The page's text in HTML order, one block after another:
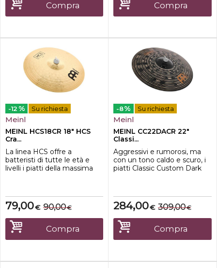
suono più scuro, più ricco e
caldo, risultano più rapidi n...
Compra
suono più scuro, più ricco e
caldo, risultano più rapidi n...
Compra
-12 % Su richiesta
Meinl
MEINL HCS18CR 18" HCS
Cra...
La linea HCS offre a
batteristi di tutte le età e
livelli i piatti della massima
MS63, profilo sagomato al
tornio, tornitura a lama larga
e finitura tradizionale.
€
79,00 €
90,00
Compra
-8% Su richiesta
Meinl
MEINL CC22DACR 22"
Classi...
Aggressivi e rumorosi, ma
con un tono caldo e scuro, i
piatti Classic Custom Dark
tagliente di Classics Custom
si incontra con un lavaggio
ombroso e intenso che
avvolge il tuo modo di
suonare con un tono scuro e
compless...
€
284,00 €
309,00
Compra